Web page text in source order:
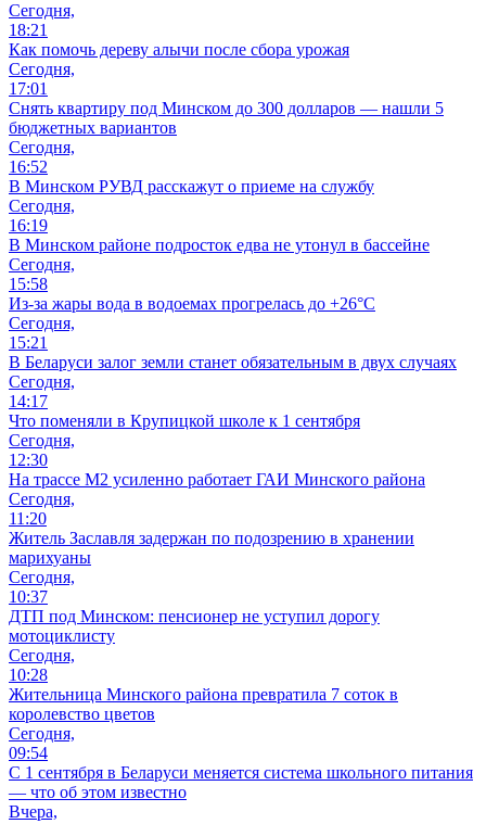
Сегодня,
18:21
Как помочь дереву алычи после сбора урожая
Сегодня,
17:01
Снять квартиру под Минском до 300 долларов — нашли 5
бюджетных вариантов
Сегодня,
16:52
В Минском РУВД расскажут о приеме на службу
Сегодня,
16:19
В Минском районе подросток едва не утонул в бассейне
Сегодня,
15:58
Из-за жары вода в водоемах прогрелась до +26°C
Сегодня,
15:21
В Беларуси залог земли станет обязательным в двух случаях
Сегодня,
14:17
Что поменяли в Крупицкой школе к 1 сентября
Сегодня,
12:30
На трассе М2 усиленно работает ГАИ Минского района
Сегодня,
11:20
Житель Заславля задержан по подозрению в хранении
марихуаны
Сегодня,
10:37
ДТП под Минском: пенсионер не уступил дорогу
мотоциклисту
Сегодня,
10:28
Жительница Минского района превратила 7 соток в
королевство цветов
Сегодня,
09:54
С 1 сентября в Беларуси меняется система школьного питания
— что об этом известно
Вчера,